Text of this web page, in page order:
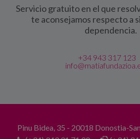
Servicio gratuito en el que
te aconsejamos respecto a
dependencia.
+34 943 317 123
Pinu Bidea, 35 - 20018 Donostia-